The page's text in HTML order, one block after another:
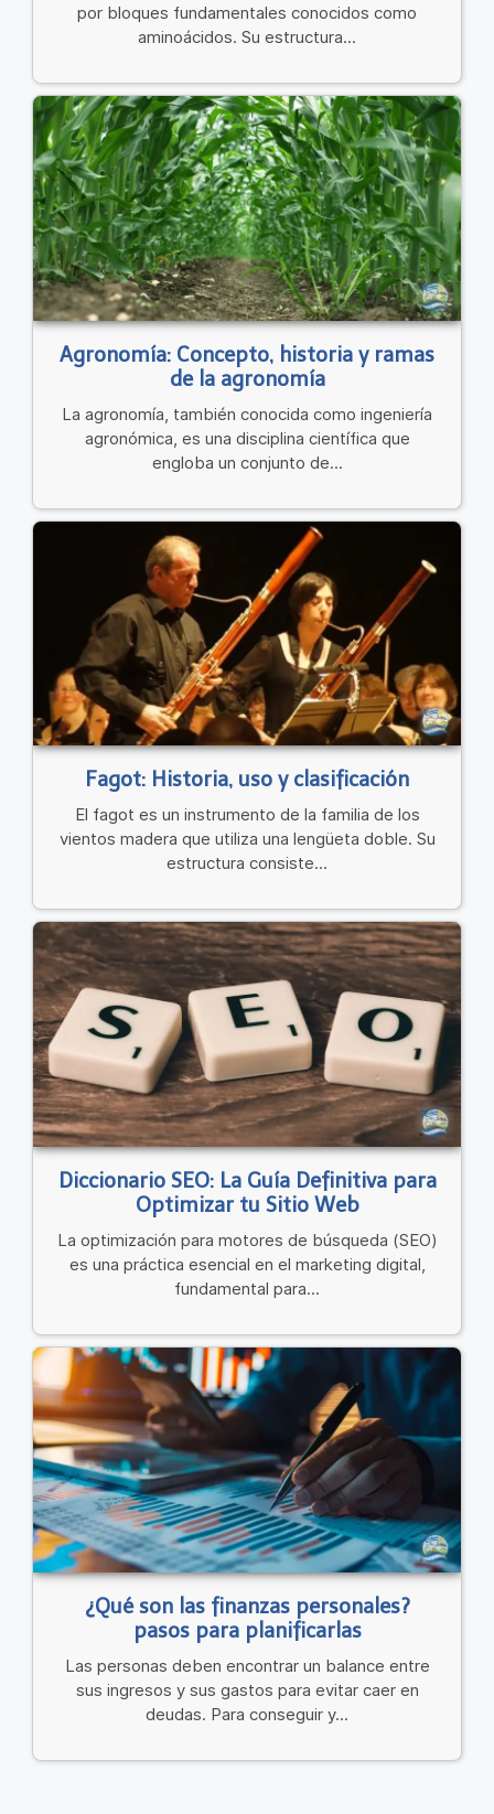
por bloques fundamentales conocidos como
aminoácidos. Su estructura...
Agronomía: Concepto, historia y ramas
de la agronomía
La agronomía, también conocida como ingeniería
agronómica, es una disciplina científica que
engloba un conjunto de...
Fagot: Historia, uso y clasificación
El fagot es un instrumento de la familia de los
vientos madera que utiliza una lengüeta doble. Su
estructura consiste...
Diccionario SEO: La Guía Definitiva para
Optimizar tu Sitio Web
La optimización para motores de búsqueda (SEO)
es una práctica esencial en el marketing digital,
fundamental para...
¿Qué son las finanzas personales?
pasos para planificarlas
Las personas deben encontrar un balance entre
sus ingresos y sus gastos para evitar caer en
deudas. Para conseguir y...